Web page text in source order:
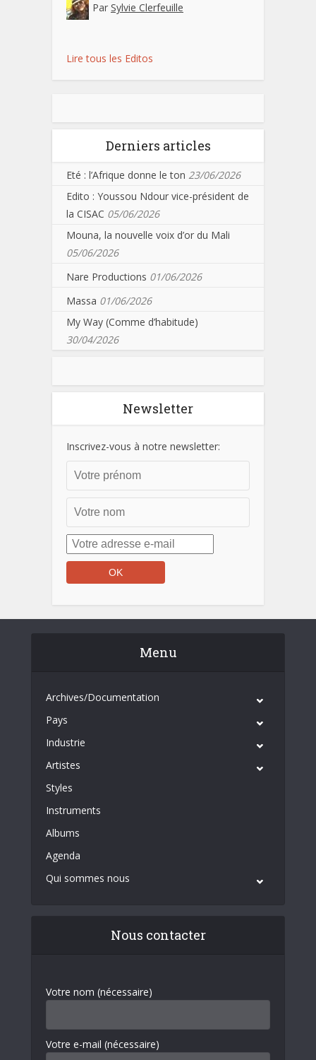
Par Sylvie Clerfeuille
Lire tous les Editos
Derniers articles
Eté : l’Afrique donne le ton 23/06/2026
Edito : Youssou Ndour vice-président de
la CISAC 05/06/2026
Mouna, la nouvelle voix d’or du Mali
05/06/2026
Nare Productions 01/06/2026
Massa 01/06/2026
My Way (Comme d’habitude)
30/04/2026
Newsletter
Inscrivez-vous à notre newsletter:
Menu
Archives/Documentation
Pays
Industrie
Artistes
Styles
Instruments
Albums
Agenda
Qui sommes nous
Nous contacter
Votre nom (nécessaire)
Votre e-mail (nécessaire)